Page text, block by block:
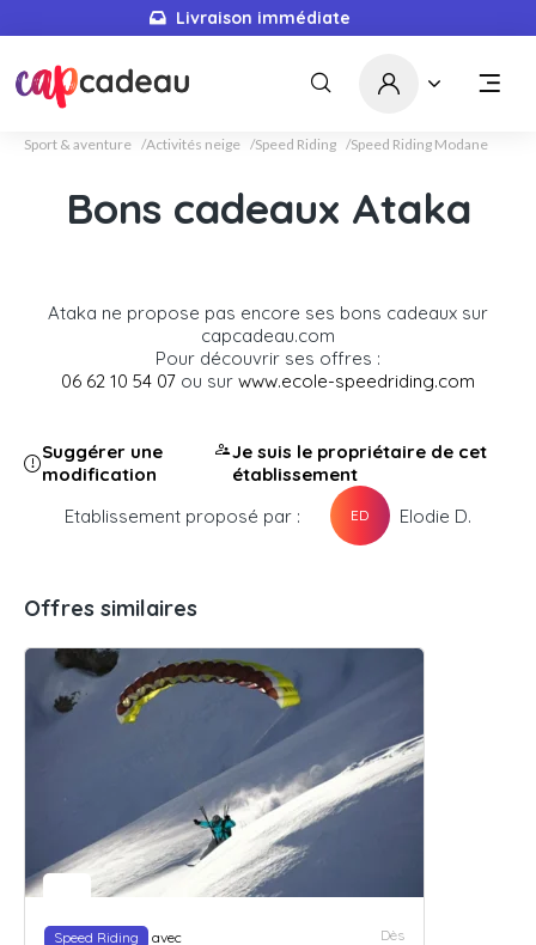
Livraison immédiate
Sport & aventure Activités neige Speed Riding Speed Riding Modane
Bons cadeaux Ataka
Ataka ne propose pas encore ses bons cadeaux sur
capcadeau.com
Pour découvrir ses offres :
06 62 10 54 07 ou sur www.ecole-speedriding.com
Suggérer une
modification
Je suis le propriétaire de cet
établissement
Etablissement proposé par :
ED Elodie D.
Offres similaires
Speed Riding avec Dès